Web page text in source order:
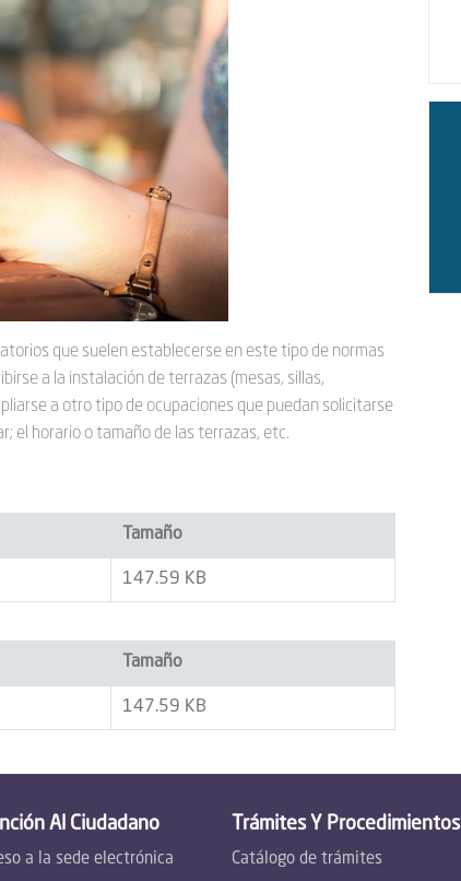
que suelen establecerse en este tipo de normas
a la instalación de terrazas (mesas, sillas,
a otro tipo de ocupaciones que puedan solicitarse
el horario o tamaño de las terrazas, etc.
Tamaño
147.59 KB
Tamaño
147.59 KB
Al Ciudadano
a la sede electrónica
Trámites Y Procedimientos
Catálogo de trámites